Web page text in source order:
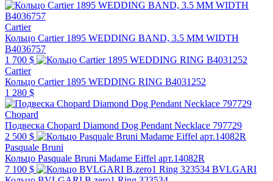
Cartier
Кольцо Cartier 1895 WEDDING BAND, 3.5 MM WIDTH
B4036757
1 700 $
Cartier
Кольцо Cartier 1895 WEDDING RING B4031252
1 280 $
Chopard
Подвеска Chopard Diamond Dog Pendant Necklace 797729
2 500 $
Pasquale Bruni
Кольцо Pasquale Bruni Madame Eiffel арт.14082R
7 100 $
BVLGARI